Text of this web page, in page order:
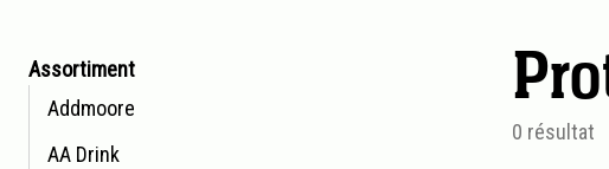
Aller
à
l'aperçu
des
Assortiment
Addmoore
AA Drink
0 résultat